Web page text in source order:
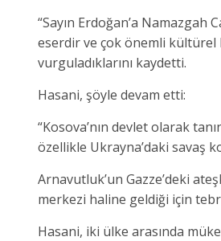
“Sayın Erdoğan’a
eserdir ve çok önemli kültürel
vurguladıklarını kaydetti.
Hasani, şöyle devam etti:
“Kosova’nın devlet olarak
özellikle Ukrayna’daki savaş
Arnavutluk’un Gazze’deki
merkezi haline geldiği için
Hasani, iki ülke arasında